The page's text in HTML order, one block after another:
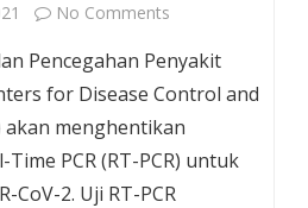
No Comments
Akan
Menghentikan
Penggunaan
Uji
PCR
Pencegahan Penyakit
for Disease Control and
akan menghentikan
PCR (RT-PCR) untuk
CoV-2. Uji RT-PCR